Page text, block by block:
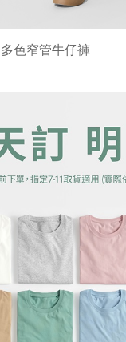
色窄管牛仔褲